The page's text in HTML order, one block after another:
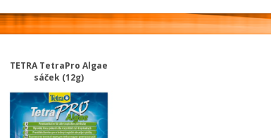
TETRA TetraPro Algae
sáček (12g)